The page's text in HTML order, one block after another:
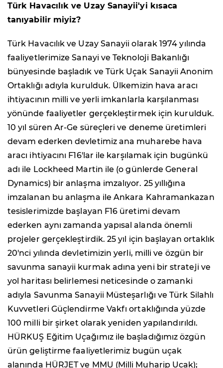
Türk Havacılık ve Uzay Sanayii'yi kısaca
tanıyabilir miyiz?
Türk Havacılık ve Uzay Sanayii olarak 1974 yılında
faaliyetlerimize Sanayi ve Teknoloji Bakanlığı
bünyesinde başladık ve Türk Uçak Sanayii Anonim
Ortaklığı adıyla kurulduk. Ülkemizin hava aracı
ihtiyacının milli ve yerli imkanlarla karşılanması
yönünde faaliyetler gerçekleştirmek için kurulduk.
10 yıl süren Ar-Ge süreçleri ve deneme üretimleri
devam ederken devletimiz ana muharebe hava
aracı ihtiyacını F16'lar ile karşılamak için bugünkü
adı ile Lockheed Martin ile (o günlerde General
Dynamics) bir anlaşma imzalıyor. 25 yıllığına
imzalanan bu anlaşma ile Ankara Kahramankazan
tesislerimizde başlayan F16 üretimi devam
ederken aynı zamanda yapısal alanda önemli
projeler gerçekleştirdik. 25 yıl için başlayan ortaklık
20'nci yılında devletimizin yerli, milli ve özgün bir
savunma sanayii kurmak adına yeni bir strateji ve
yol haritası belirlemesi neticesinde o zamanki
adıyla Savunma Sanayii Müsteşarlığı ve Türk Silahlı
Kuvvetleri Güçlendirme Vakfı ortaklığında yüzde
100 milli bir şirket olarak yeniden yapılandırıldı.
HÜRKUŞ Eğitim Uçağımız ile başladığımız özgün
ürün geliştirme faaliyetlerimiz bugün uçak
alanında HÜRJET ve MMU (Milli Muharip Uçak);